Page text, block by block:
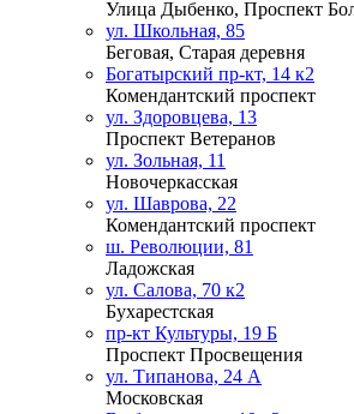
Улица Дыбенко, Проспект
ул. Школьная, 85
Беговая, Старая деревня
Богатырский пр-кт, 14 к2
Комендантский проспект
ул. Здоровцева, 13
Проспект Ветеранов
ул. Зольная, 11
Новочеркасская
ул. Шаврова, 22
Комендантский проспект
ш. Революции, 81
Ладожская
ул. Салова, 70 к2
Бухарестская
пр-кт Культуры, 19 Б
Проспект Просвещения
ул. Типанова, 24 А
Московская